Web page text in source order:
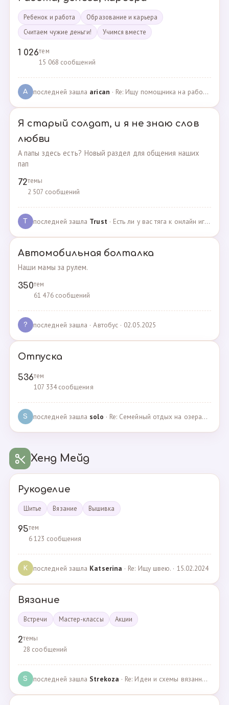
Ребенок и работа
Образование и карьера
Считаем чужие деньги!
Учимся вместе
1 026тем
15 068 сообщений
A последней зашла arican · Re: Ищу помощника на работе · 14.01.2025
Я старый солдат, и я не знаю слов
любви
А папы здесь есть? Новый раздел для общения наших
пап
72темы
2 507 сообщений
T последней зашла Trust · Есть ли у вас тяга к онлайн играм? · 02.05.2025
Автомобильная болталка
Наши мамы за рулем.
350тем
61 476 сообщений
? последней зашла · Автобус · 02.05.2025
Отпуска
536тем
107 334 сообщения
S последней зашла solo · Re: Семейный отдых на озерах Челябинской области. П… · 04.05.2025
Хенд Мейд
Рукоделие
Шитье Вязание Вышивка
95тем
6 123 сообщения
K последней зашла Katserina · Re: Ищу швею. · 15.02.2024
Вязание
Встречи Мастер-классы Акции
2темы
28 сообщений
S последней зашла Strekoza · Re: Идеи и схемы вязанных шариков · 16.12.2020